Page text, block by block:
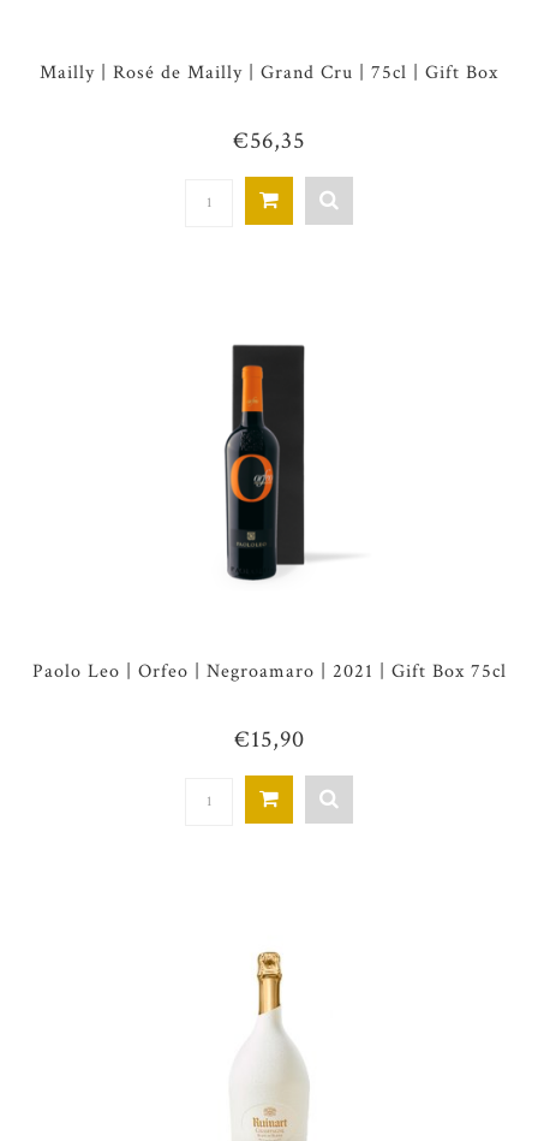
Mailly | Rosé de Mailly | Grand Cru | 75cl | Gift Box
€56,35
Paolo Leo | Orfeo | Negroamaro | 2021 | Gift Box 75cl
€15,90